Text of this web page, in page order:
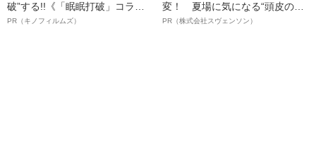
破”する!!《「眠眠打破」コラ
ボ》
PR（キノフィルムズ）
変！ 夏場に気になる“頭皮のニ
オイ”や“ベタつき”を解消す
PR（株式会社スヴェンソン）